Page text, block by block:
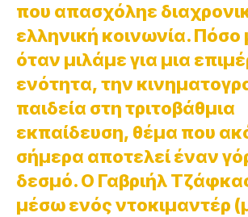
που απασχόληε
ελληνική κοινωνία. Πόσο
όταν μιλάμε για μια
ενότητα, την
παιδεία στη τριτοβάθμια
εκπαίδευση, θέμα που
σήμερα αποτελεί έναν
δεσμό. Ο Γαβριήλ
μέσω ενός ντοκιμαντέρ